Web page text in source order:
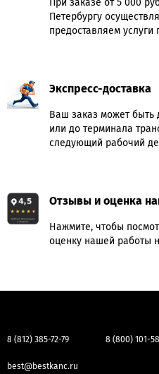
При заказе от 5 000
Петербургу
предоставляем
Экспресс-доставка
Ваш заказ может быть
или до терминала
следующий рабочий
Отзывы и оценка
Нажмите, чтобы
оценку нашей работы
8 (812) 385-72-79 8 (800) 101-
best@bestkanc.ru